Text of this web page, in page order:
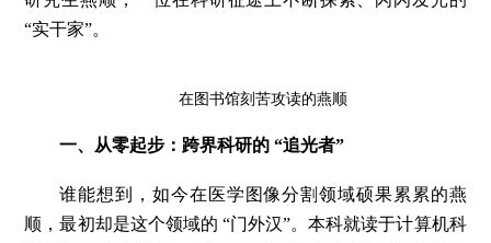
“实干家”。
在图书馆刻苦攻读的燕顺
一、从零起步：跨界科研的 “追光者”
谁能想到，如今在医学图像分割领域硕果累累的燕
顺，最初却是这个领域的 “门外汉”。本科就读于计算机科